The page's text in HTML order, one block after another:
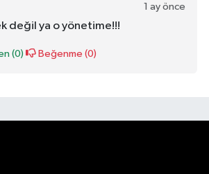
1 ay önce
değil ya o yönetime!!!
(0) Beğenme (0)